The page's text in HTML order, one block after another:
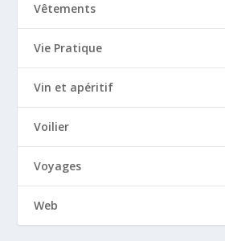
Vêtements
Vie Pratique
Vin et apéritif
Voilier
Voyages
Web